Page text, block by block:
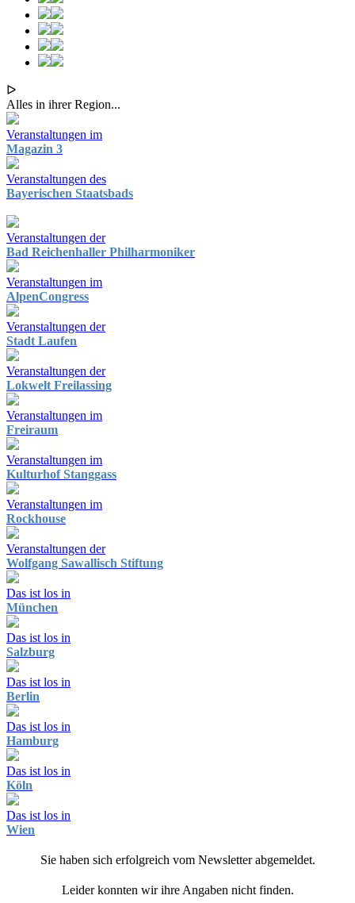
ᐅ
Alles in ihrer Region...
Veranstaltungen im
Magazin 3
Veranstaltungen des
Bayerischen Staatsbads
Veranstaltungen der
Bad Reichenhaller Philharmoniker
Veranstaltungen im
AlpenCongress
Veranstaltungen der
Stadt Laufen
Veranstaltungen der
Lokwelt Freilassing
Veranstaltungen im
Freiraum
Veranstaltungen im
Kulturhof Stanggass
Veranstaltungen im
Rockhouse
Veranstaltungen der
Wolfgang Sawallisch Stiftung
Das ist los in
München
Das ist los in
Salzburg
Das ist los in
Berlin
Das ist los in
Hamburg
Das ist los in
Köln
Das ist los in
Wien
Sie haben sich erfolgreich vom Newsletter abgemeldet.
Leider konnten wir ihre Angaben nicht finden.